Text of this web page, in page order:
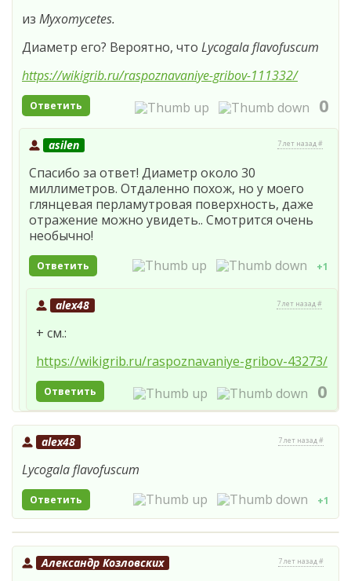
из Myxomycetes.
Диаметр его? Вероятно, что Lycogala flavofuscum
https://wikigrib.ru/raspoznavaniye-gribov-111332/
Ответить 0
asilen 7 лет назад #
Спасибо за ответ! Диаметр около 30
миллиметров. Отдаленно похож, но у моего
глянцевая перламутровая поверхность, даже
отражение можно увидеть.. Смотрится очень
необычно!
Ответить +1
alex48 7 лет назад #
+ см.:
https://wikigrib.ru/raspoznavaniye-gribov-43273/
Ответить 0
alex48 7 лет назад #
Lycogala flavofuscum
Ответить +1
Александр Козловских 7 лет назад #